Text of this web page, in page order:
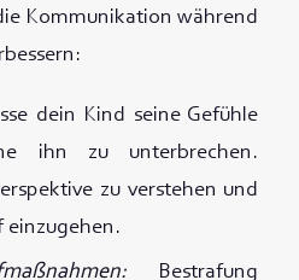
Kommunikation während
dein Kind seine Gefühle
ihn zu unterbrechen.
zu verstehen und
einzugehen.
Bestrafung